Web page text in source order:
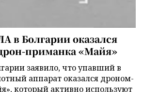
в Болгарии оказался
приманка «Майя»
заявило, что упавший в
аппарат оказался дроном-
который активно используют